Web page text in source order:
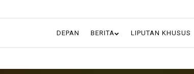
DEPAN BERITA LIPUTAN KHUSUS